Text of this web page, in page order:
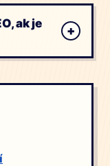
ak je
+